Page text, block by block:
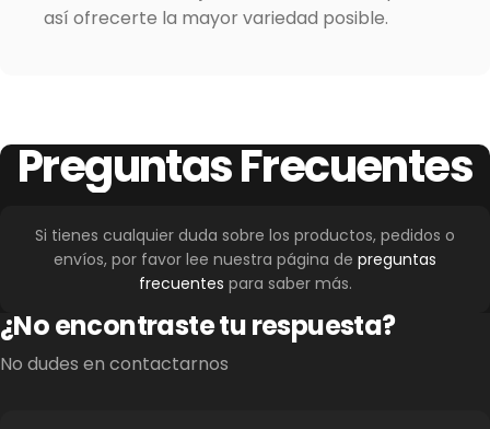
así ofrecerte la mayor variedad posible.
PreguntasFrecuentes
Si tienes cualquier duda sobre los productos, pedidos o
envíos, por favor lee nuestra página de preguntas
frecuentes para saber más.
¿No encontraste tu respuesta?
No dudes en contactarnos